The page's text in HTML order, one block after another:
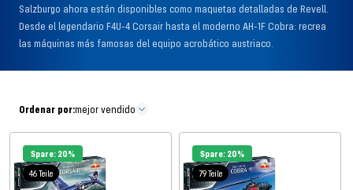
Salzburgo ahora están disponibles como maquetas detalladas de Revell.
Desde el legendario F4U-4 Corsair hasta el moderno AH-1F Cobra: recrea
las máquinas más famosas del equipo acrobático austriaco.
Ordenar por:mejor vendido
Spare: 20%
46 Teile
Spare: 20%
79 Teile